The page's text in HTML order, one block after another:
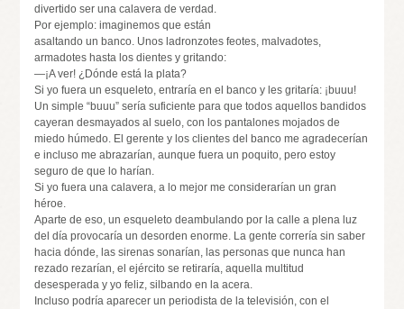
divertido ser una calavera de verdad.
Por ejemplo: imaginemos que están
asaltando un banco. Unos ladronzotes feotes, malvadotes,
armadotes hasta los dientes y gritando:
—¡A ver! ¿Dónde está la plata?
Si yo fuera un esqueleto, entraría en el banco y les gritaría: ¡buuu!
Un simple “buuu” sería suficiente para que todos aquellos bandidos
cayeran desmayados al suelo, con los pantalones mojados de
miedo húmedo. El gerente y los clientes del banco me agradecerían
e incluso me abrazarían, aunque fuera un poquito, pero estoy
seguro de que lo harían.
Si yo fuera una calavera, a lo mejor me considerarían un gran
héroe.
Aparte de eso, un esqueleto deambulando por la calle a plena luz
del día provocaría un desorden enorme. La gente correría sin saber
hacia dónde, las sirenas sonarían, las personas que nunca han
rezado rezarían, el ejército se retiraría, aquella multitud
desesperada y yo feliz, silbando en la acera.
Incluso podría aparecer un periodista de la televisión, con el